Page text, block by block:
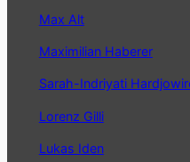
Max Alt
Maximilian Haberer
Sarah-Indriyati
Lorenz Gilli
Lukas Iden